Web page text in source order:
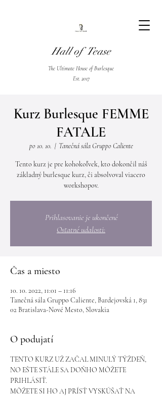
Hall of Tease
The Ultimate House of Burlesque
Est. 2017
Kurz Burlesque FEMME
FATALE
po 10. 10.
  |
Tanečná sála Gruppo Caliente
Tento kurz je pre kohokoľvek, kto dokončil náš
základný burlesque kurz, či absolvoval viacero
workshopov.
Prihlasovanie je ukončené
Ostatné udalosti:
Čas a miesto
10. 10. 2022, 11:01 – 11:16
Tanečná sála Gruppo Caliente, Bardejovská 1, 831
02 Bratislava-Nové Mesto, Slovakia
O podujatí
TENTO KURZ UŽ ZAČAL MINULÝ TÝŽDEŇ,
NO EŠTE STÁLE SA DOŇHO MÔŽETE
PRIHLÁSIŤ.
MÔŽETE SI HO AJ PRÍSŤ VYSKÚŠAŤ NA